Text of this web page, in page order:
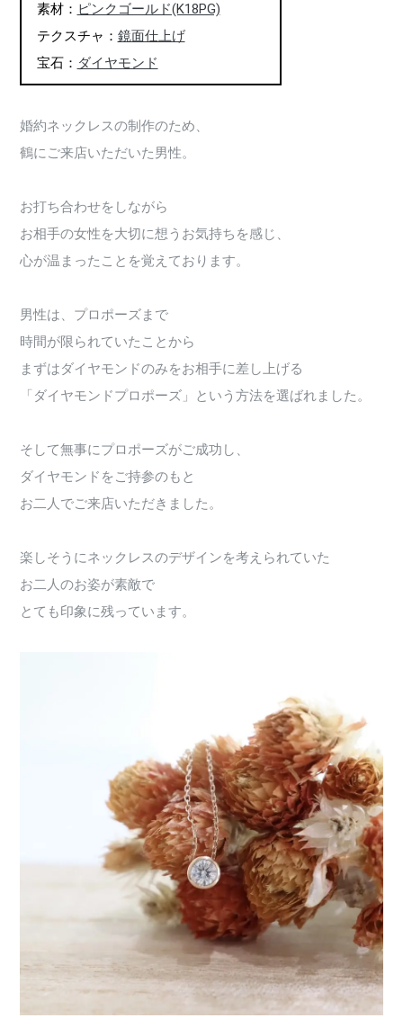
素材： ピンクゴールド(K18PG)
テクスチャ： 鏡面仕上げ
宝石： ダイヤモンド
婚約ネックレスの制作のため、
鶴にご来店いただいた男性。
お打ち合わせをしながら
お相手の女性を大切に想うお気持ちを感じ、
心が温まったことを覚えております。
男性は、プロポーズまで
時間が限られていたことから
まずはダイヤモンドのみをお相手に差し上げる
「ダイヤモンドプロポーズ」という方法を選ばれました。
そして無事にプロポーズがご成功し、
ダイヤモンドをご持参のもと
お二人でご来店いただきました。
楽しそうにネックレスのデザインを考えられていた
お二人のお姿が素敵で
とても印象に残っています。